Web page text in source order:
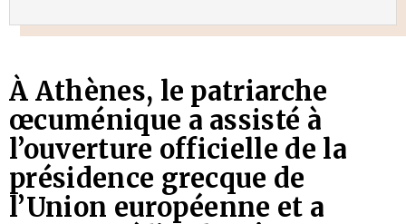
À Athènes, le patriarche
œcuménique a assisté à
l’ouverture officielle de la
présidence grecque de
l’Union européenne et a